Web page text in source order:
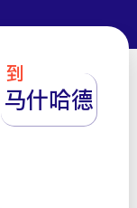
到
马什哈德